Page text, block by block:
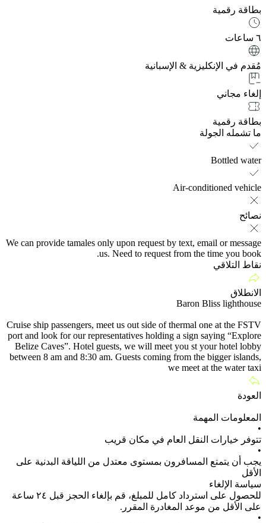
بطاقة رقمية
٦ ساعات
مُقدم في الإنكليزية & الإسبانية
إلغاء مجاني
بطاقة رقمية
ما تشمله الجولة
Bottled water
Air-conditioned vehicle
نصائح
We can provide tamales only upon request by text, email or message
us. Need to request from the time you book.
نقاط التلاقي
الانطلاق
Baron Bliss lighthouse
Cruise ship passengers, meet us out side of thermal one at the FSTV
port and look for our representatives holding a sign saying “Explore
Belize Caves”. Hotel guests, we will meet you st your hotel lobby
between 8 am and 8:30 am. Guests coming from the bigger islands,
we meet at the water taxi
العودة
المعلومات المهمة
•
تتوفر خيارات النقل العام في مكان قريب
•
يجب أن يتمتع المسافرون بمستوى معتدل من اللياقة البدنية على
الأقل
سياسة الإلغاء
للحصول على استرداد كامل للمبلغ، قم بإلغاء الحجز قبل ٢٤ ساعة
على الأقل من موعد المغادرة المقرر.
•